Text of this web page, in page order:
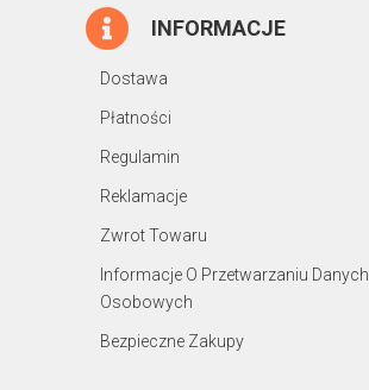
INFORMACJE
Dostawa
Płatności
Regulamin
Reklamacje
Zwrot Towaru
Informacje O Przetwarzaniu Danych
Osobowych
Bezpieczne Zakupy